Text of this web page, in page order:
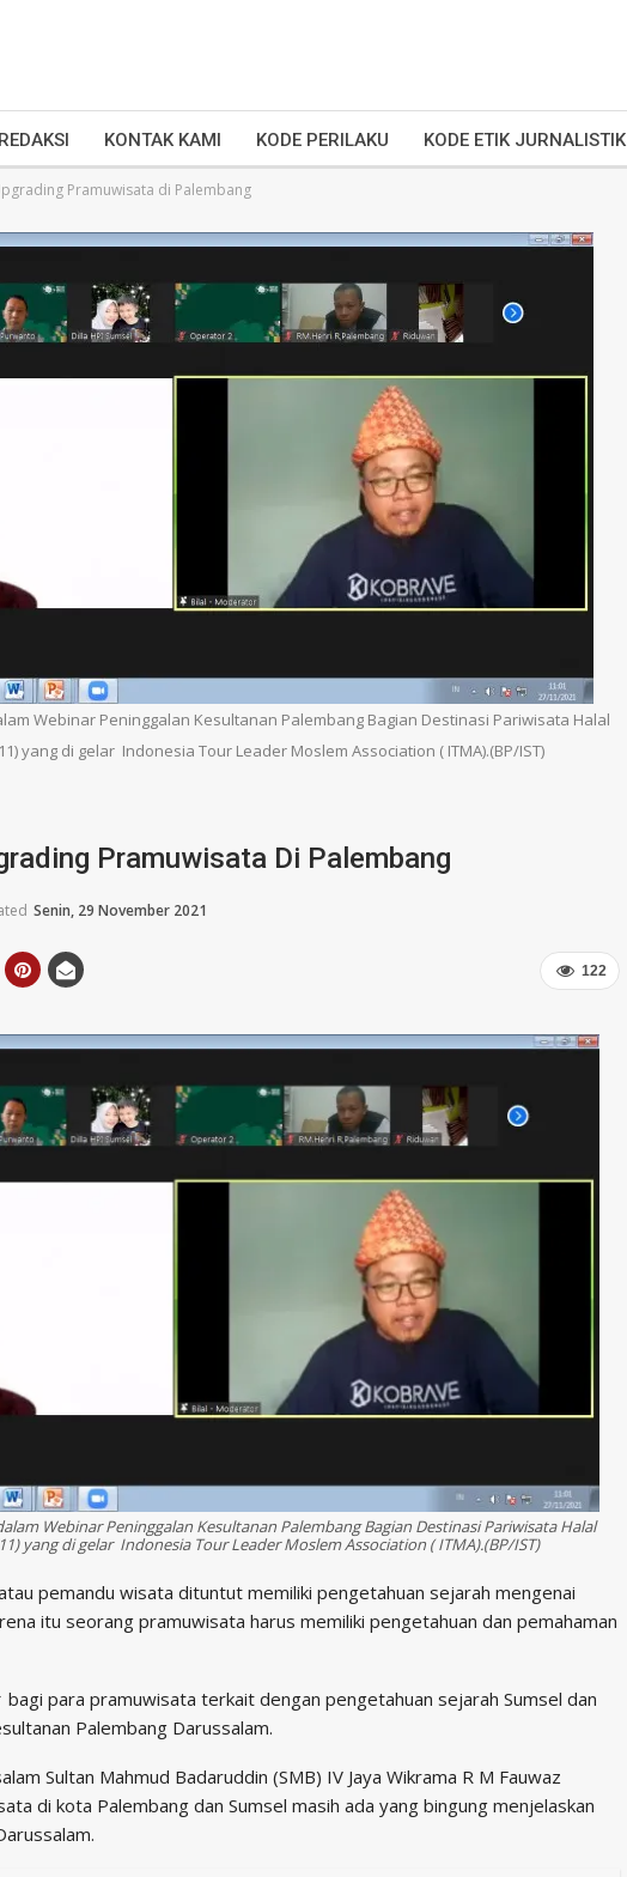
KONTAK KAMI KODE PERILAKU KODE ETIK JURNALISTIK
Pramuwisata di Palembang
Webinar Peninggalan Kesultanan Palembang Bagian Destinasi Pariwisata Halal
yang di gelar Indonesia Tour Leader Moslem Association ( ITMA).(BP/IST)
Pramuwisata Di Palembang
Senin, 29 November 2021
122
Webinar Peninggalan Kesultanan Palembang Bagian Destinasi Pariwisata Halal
yang di gelar Indonesia Tour Leader Moslem Association ( ITMA).(BP/IST)
pemandu wisata dituntut memiliki pengetahuan sejarah mengenai
itu seorang pramuwisata harus memiliki pengetahuan dan pemahaman
bagi para pramuwisata terkait dengan pengetahuan sejarah Sumsel dan
Palembang Darussalam.
Sultan Mahmud Badaruddin (SMB) IV Jaya Wikrama R M Fauwaz
di kota Palembang dan Sumsel masih ada yang bingung menjelaskan